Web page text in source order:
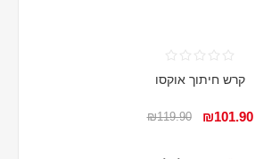
קרש חיתוך אוקסו
₪101.90
₪119.90